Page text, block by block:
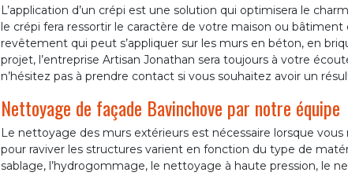
L’application d’un crépi est une solution qui optimisera le
le crépi fera ressortir le caractère de votre maison ou
revêtement qui peut s’appliquer sur les murs en béton, en
projet, l’entreprise Artisan Jonathan sera toujours à votre
n’hésitez pas à prendre contact si vous souhaitez avoir un
Nettoyage de façade Bavinchove par notre équipe
Le nettoyage des murs extérieurs est nécessaire lorsque
pour raviver les structures varient en fonction du type de
sablage, l’hydrogommage, le nettoyage à haute pression, le